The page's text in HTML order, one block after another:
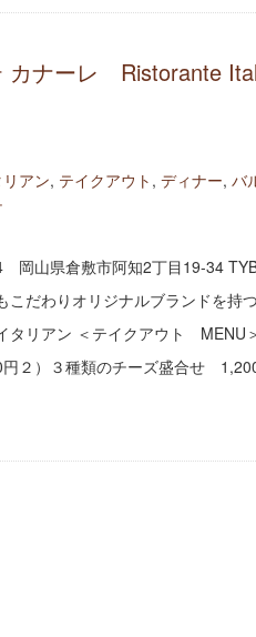
カナーレ Ristorante
アン, テイクアウト , ディナー, バ
岡山県倉敷市阿知2丁目19-34
こだわりオリジナルブランドを持
タリアン ＜テイクアウト MENU
２）３種類のチーズ盛合せ